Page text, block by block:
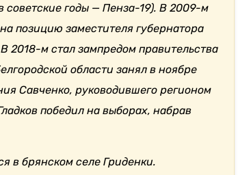
советские годы — Пенза-19). В 2009-м
позицию заместителя губернатора
2018-м стал зампредом правительства
области занял в ноябре
Савченко, руководившего регионом
победил на выборах, набрав
в брянском селе Гриденки.